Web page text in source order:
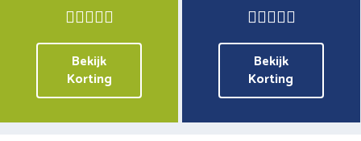
Bekijk
Korting
Bekijk
Korting